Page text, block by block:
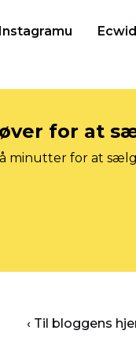
for at
minutter for at
‹ Til bloggens